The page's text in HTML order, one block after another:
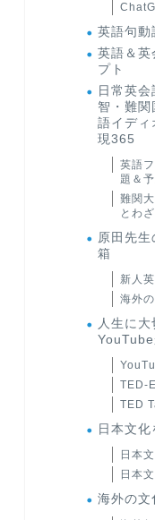
英語句
英語＆英
プト
日常英
智・難関
語イディ
現365
英語
題＆
難関
とわ
原田先生
箱
新人
海外
人生に大
TED-
TED
日本文化
日本
日本
海外の文